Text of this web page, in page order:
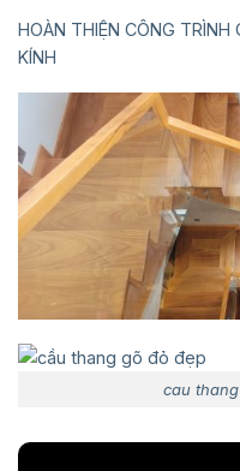
HOÀN THIỆN CÔNG
KÍNH
cau